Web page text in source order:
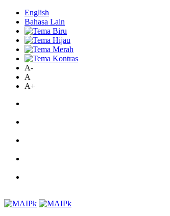
English
Bahasa Lain
A-
A
A+